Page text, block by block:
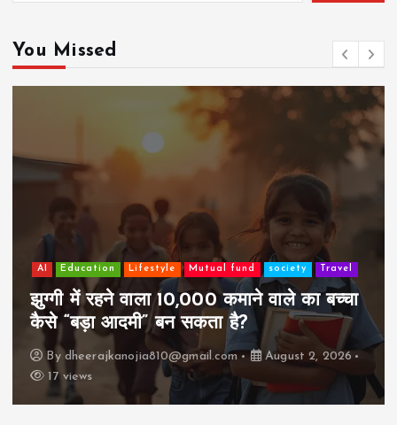
You Missed
AI Education Lifestyle Mutual fund society Travel
झुग्गी में रहने वाला 10,000 कमाने वाले का बच्चा
कैसे “बड़ा आदमी” बन सकता है?
By dheerajkanojia810@gmail.com
August 2, 2026
17 views